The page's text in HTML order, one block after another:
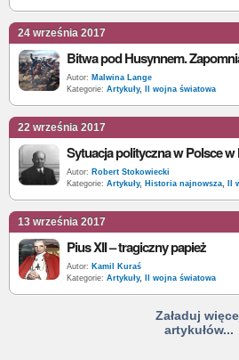
24 września 2017
Autor: Malwina Lange
Kategorie: Artykuły, II wojna światowa
22 września 2017
Autor: Robert Stokowiecki
Kategorie: Artykuły, Historia najnowsza, II
13 września 2017
Pius XII – tragiczny papież
Autor: Kamil Kuraś
Kategorie: Artykuły, II wojna światowa
Załaduj
artykułów...